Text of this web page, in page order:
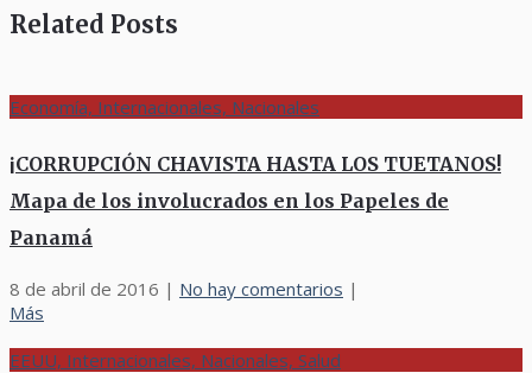
Related Posts
Economía, Internacionales, Nacionales
¡CORRUPCIÓN CHAVISTA HASTA LOS TUETANOS!
Mapa de los involucrados en los Papeles de
Panamá
8 de abril de 2016 | No hay comentarios |
Más
EEUU, Internacionales, Nacionales, Salud